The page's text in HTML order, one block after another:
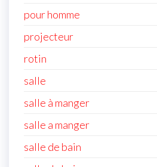
pour homme
projecteur
rotin
salle
salle à manger
salle a manger
salle de bain